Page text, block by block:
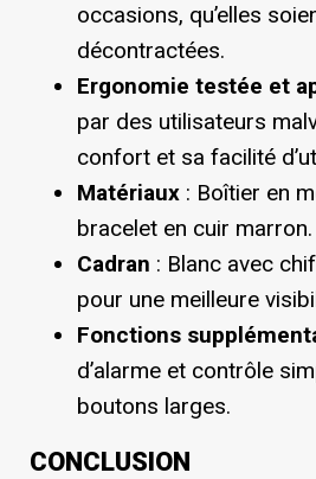
occasions, qu’elles
décontractées.
Ergonomie testée et
par des utilisateurs
confort et sa facilité
Matériaux : Boîtier en
bracelet en cuir marron.
Cadran : Blanc avec
pour une meilleure
Fonctions
d’alarme et contrôle
boutons larges.
CONCLUSION